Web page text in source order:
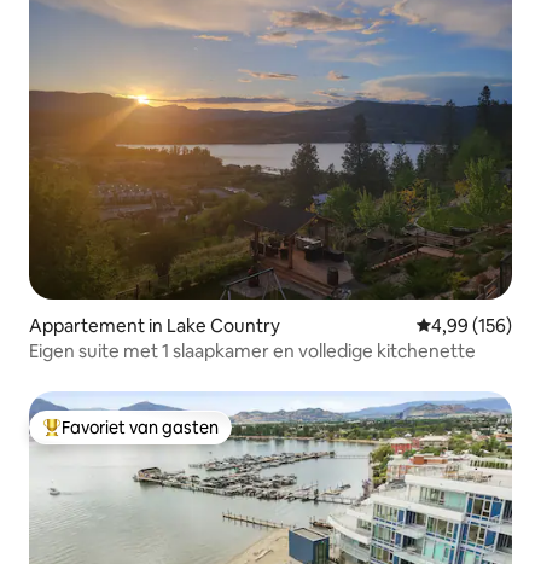
Appartement in Lake Country Gemiddelde
4,99 (156)
Eigen suite met 1 slaapkamer en volledige kitchenette
Topfavoriet van gasten
Favoriet van gasten